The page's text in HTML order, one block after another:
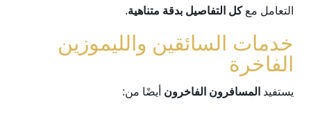
التعامل معكل التفاصيل بدقة متناهية.
خدمات السائقين والليموزين
الفاخرة
يستفيد المسافرون الفاخرون أيضًا من: